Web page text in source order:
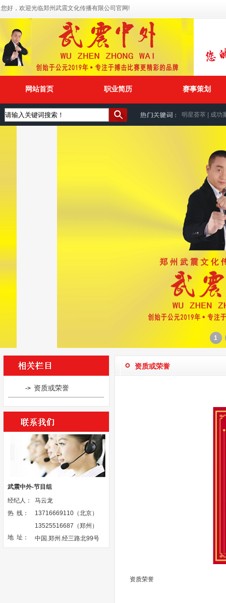
您好，欢迎光临郑州武震文化传播有限公司官网!
网站首页 职业简历 赛事策划
明星荟萃 成功
1
-> 资质或荣誉
武震中外-节目组
经纪人：
马云龙
热 线：
13716669110（北京）
13525516687（郑州）
地 址：
中国.郑州.经三路北99号
资质或荣誉
资质荣誉